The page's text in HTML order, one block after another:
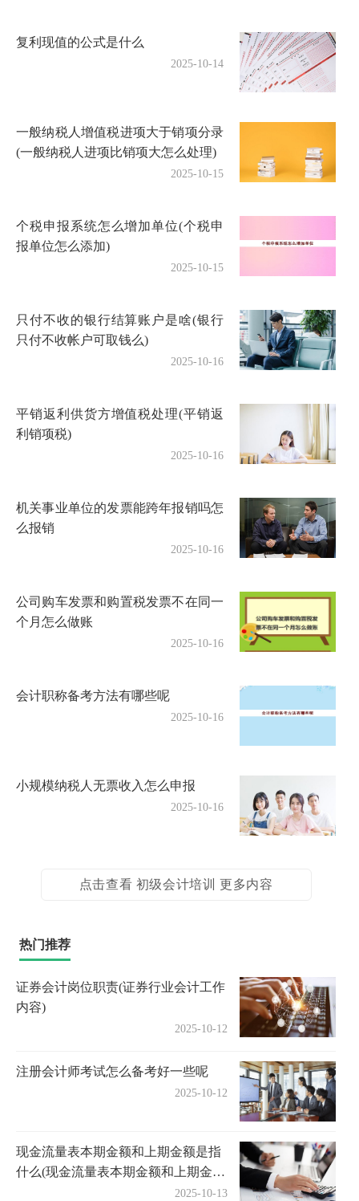
复利现值的公式是什么
2025-10-14
一般纳税人增值税进项大于销项分录
(一般纳税人进项比销项大怎么处理)
2025-10-15
个税申报系统怎么增加单位(个税申
报单位怎么添加)
2025-10-15
只付不收的银行结算账户是啥(银行
只付不收帐户可取钱么)
2025-10-16
平销返利供货方增值税处理(平销返
利销项税)
2025-10-16
机关事业单位的发票能跨年报销吗怎
么报销
2025-10-16
公司购车发票和购置税发票不在同一
个月怎么做账
2025-10-16
会计职称备考方法有哪些呢
2025-10-16
小规模纳税人无票收入怎么申报
2025-10-16
点击查看 初级会计培训 更多内容
热门推荐
证券会计岗位职责(证券行业会计工作
内容)
2025-10-12
注册会计师考试怎么备考好一些呢
2025-10-12
现金流量表本期金额和上期金额是指
什么(现金流量表本期金额和上期金额
2025-10-13